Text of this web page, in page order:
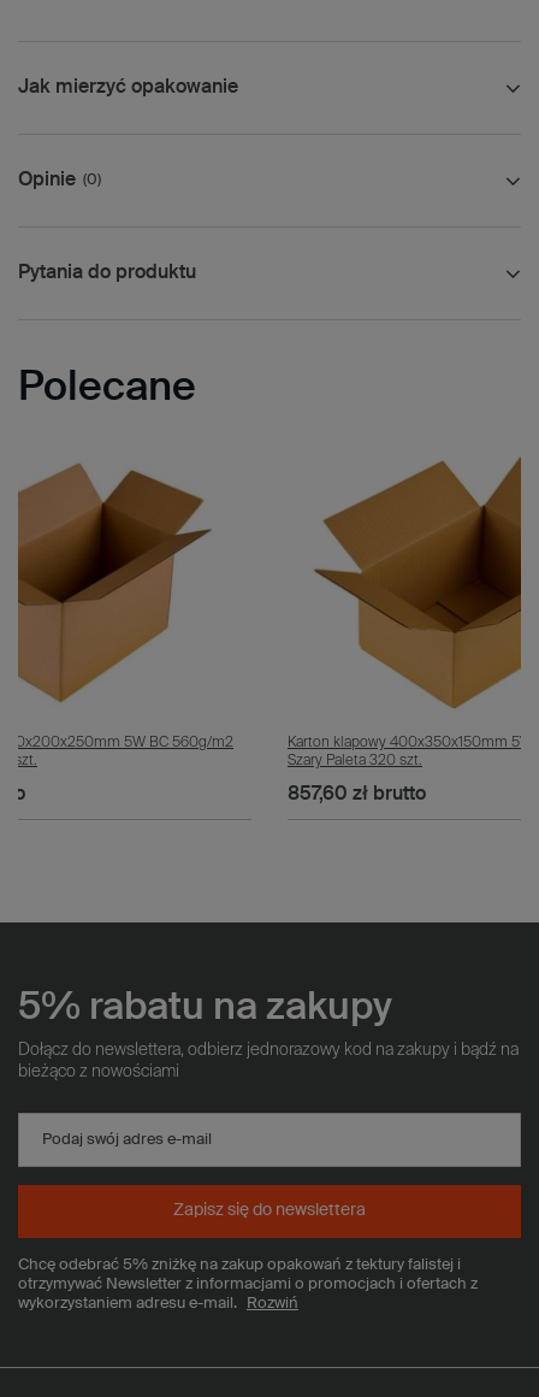
Jak mierzyć opakowanie
Opinie (0)
Pytania do produktu
Polecane
5W BC 560g/m2
szt.
Karton klapowy 400x350x150mm 5W
Szary Paleta 320 szt.
857,60 zł brutto
5% rabatu na zakupy
Dołącz do newslettera, odbierz jednorazowy kod na zakupy i bądź na
bieżąco z nowościami
Podaj swój adres e-mail
Chcę odebrać 5% zniżkę na zakup opakowań z tektury falistej i
otrzymywać Newsletter z informacjami o promocjach i ofertach z
wykorzystaniem adresu e-mail.
Rozwiń
Zapisz się do newslettera